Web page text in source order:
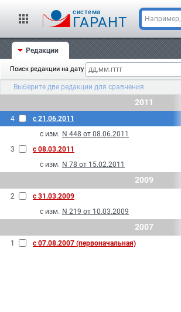
cистема
ГАРАНТ Например,
Редакции
Поиск редакции на дату
Выберите две редакции для сравнения
2011
4
с 21.06.2011
с изм. N 448 от 08.06.2011
3
с 08.03.2011
с изм. N 78 от 15.02.2011
2009
2
с 31.03.2009
с изм. N 219 от 10.03.2009
2007
1 с 07.08.2007 (первоначальная)